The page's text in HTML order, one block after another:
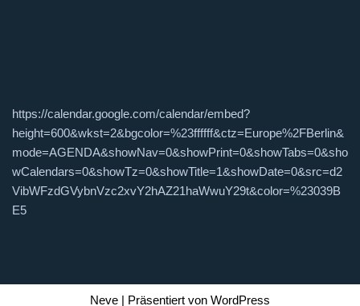
https://calendar.google.com/calendar/embed?
height=600&wkst=2&bgcolor=%23ffffff&ctz=Europe%2FBerlin&
mode=AGENDA&showNav=0&showPrint=0&showTabs=0&sho
wCalendars=0&showTz=0&showTitle=1&showDate=0&src=d2
VibWFzdGVybnVzc2xvY2hAZ21haWwuY29t&color=%23039B
E5
Neve | Präsentiert von WordPress